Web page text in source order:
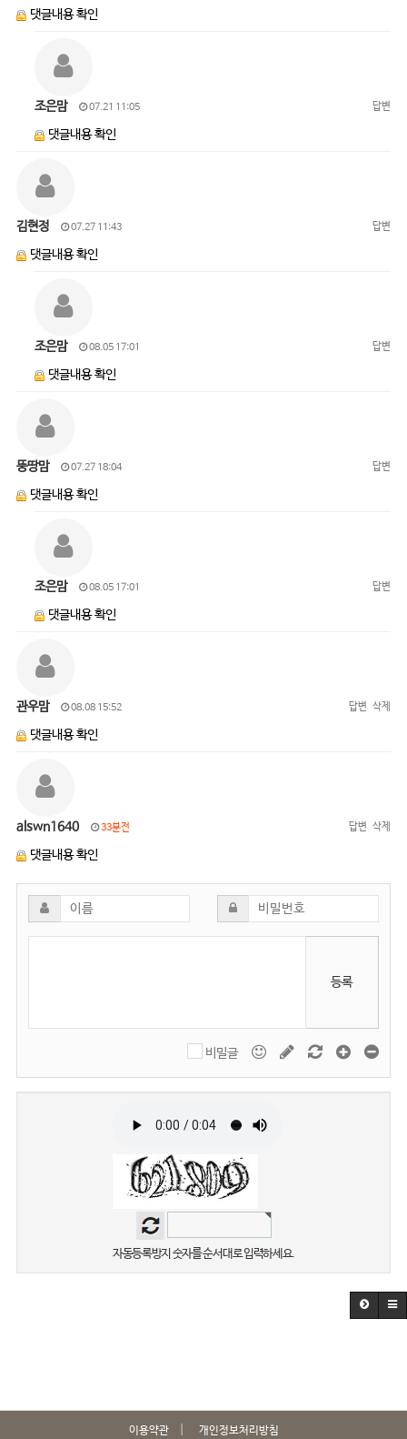
댓글내용 확인
조은맘 07.21 11:05 답변
댓글내용 확인
김현정 07.27 11:43 답변
댓글내용 확인
조은맘 08.05 17:01 답변
댓글내용 확인
뚱땅맘 07.27 18:04 답변
댓글내용 확인
조은맘 08.05 17:01 답변
댓글내용 확인
관우맘 08.08 15:52 답변 삭제
댓글내용 확인
alswn1640 33분전 답변 삭제
댓글내용 확인
등록
비밀글
자동등록방지 숫자를 순서대로 입력하세요.
이용약관 개인정보처리방침